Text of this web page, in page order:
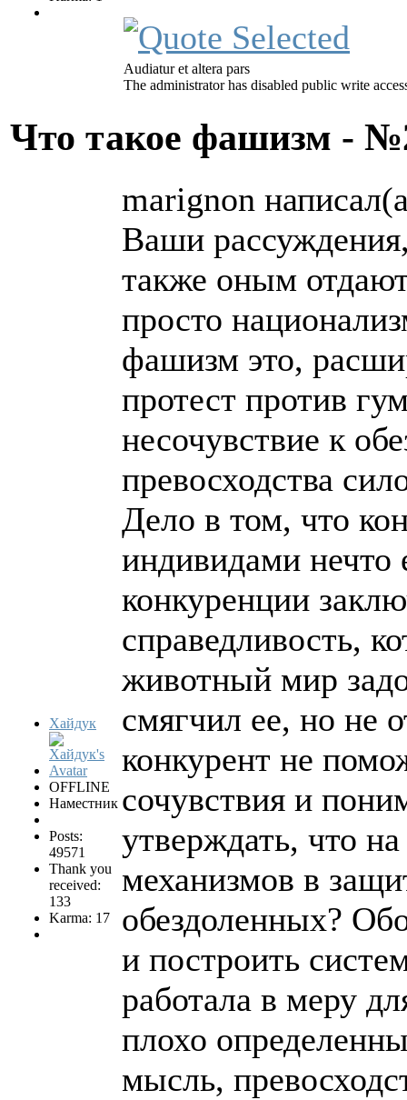
Audiatur et altera pars
The administrator has disabled public write
Что такое фашизм -
Хайдук
OFFLINE
Наместник
Posts:
49571
Thank you
received:
133
Karma: 17
marignon
Ваши
также оным
просто
фашизм это,
протест против
несочувствие к
превосходства
Дело в том, что
индивидами нечто
конкуренции
справедливость,
животный мир
смягчил ее, но не
конкурент не
сочувствия и
утверждать, что
механизмов в
обездоленных?
и построить
работала в меру
плохо
мысль,